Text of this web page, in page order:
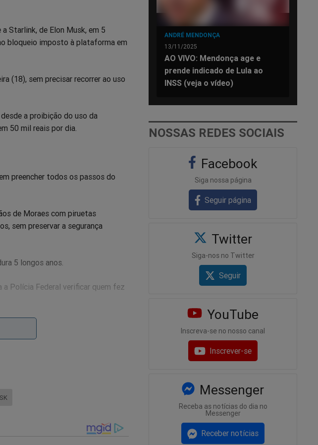
Starlink, de Elon Musk, em 5
bloqueio imposto à plataforma em
(18), sem precisar recorrer ao uso
a proibição do uso da
50 mil reais por dia.
preencher todos os passos do
de Moraes com piruetas
sem preservar a segurança
5 longos anos.
a Polícia Federal verificar quem fez
com a cumplicidade dos
bem da nação.
ANDRÉ MENDONÇA
13/11/2025
AO VIVO: Mendonça age e
prende indicado de Lula ao
INSS (veja o vídeo)
NOSSAS REDES SOCIAIS
Facebook
Siga nossa página
Seguir página
Twitter
Siga-nos no Twitter
Seguir
YouTube
Inscreva-se no nosso canal
Inscrever-se
Messenger
Receba as notícias do dia no
Messenger
Receber notícias